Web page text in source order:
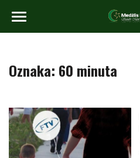
Oznaka: 60 minuta